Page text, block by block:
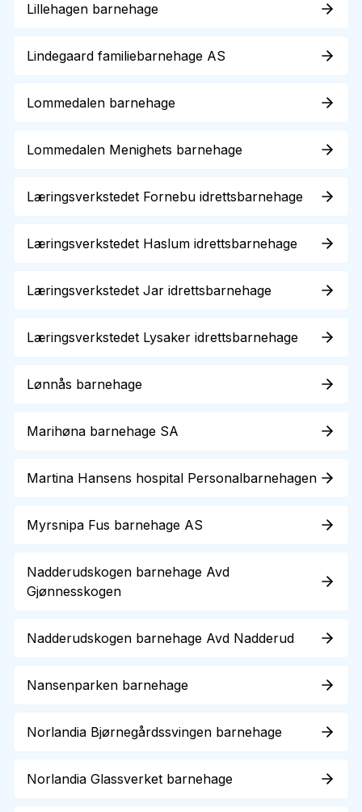
Lillehagen barnehage
Lindegaard familiebarnehage AS
Lommedalen barnehage
Lommedalen Menighets barnehage
Læringsverkstedet Fornebu idrettsbarnehage
Læringsverkstedet Haslum idrettsbarnehage
Læringsverkstedet Jar idrettsbarnehage
Læringsverkstedet Lysaker idrettsbarnehage
Lønnås barnehage
Marihøna barnehage SA
Martina Hansens hospital Personalbarnehagen
Myrsnipa Fus barnehage AS
Nadderudskogen barnehage Avd
Gjønnesskogen
Nadderudskogen barnehage Avd Nadderud
Nansenparken barnehage
Norlandia Bjørnegårdssvingen barnehage
Norlandia Glassverket barnehage